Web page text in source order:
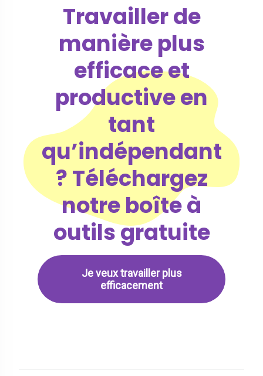
Travailler de
manière plus
efficace et
productive en
tant
qu’indépendant
? Téléchargez
notre boîte à
outils gratuite
Je veux travailler plus
efficacement